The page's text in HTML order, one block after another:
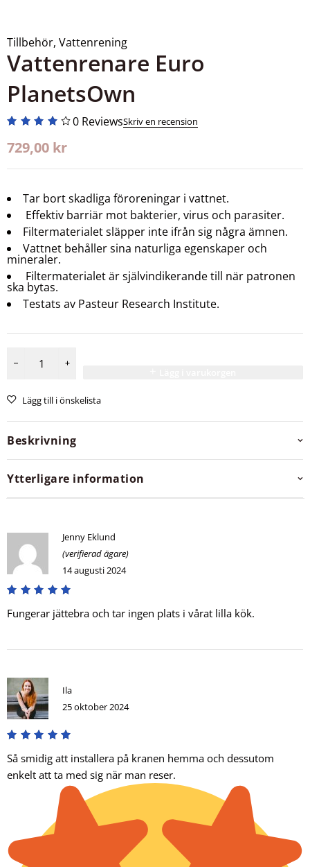
Tillbehör, Vattenrening
Vattenrenare Euro
PlanetsOwn
0 ReviewsSkriv en recension
729,00 kr
Tar bort skadliga föroreningar i vattnet.
Effektiv barriär mot bakterier, virus och parasiter.
Filtermaterialet släpper inte ifrån sig några ämnen.
Vattnet behåller sina naturliga egenskaper och
mineraler.
Filtermaterialet är självindikerande till när patronen
ska bytas.
Testats av Pasteur Research Institute.
Lägg till i önskelista
Beskrivning
Ytterligare information
Jenny Eklund
(verifierad ägare)
14 augusti 2024
Fungerar jättebra och tar ingen plats i vårat lilla kök.
Ila
25 oktober 2024
Så smidig att installera på kranen hemma och dessutom
enkelt att ta med sig när man reser.